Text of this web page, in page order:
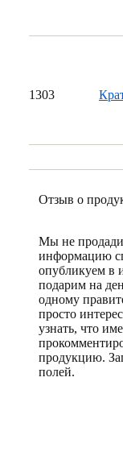
1303
Отзыв о
Мы не
информацию
опубликуем в
подарим на
одному
просто
узнать, что
продукцию.
полей.